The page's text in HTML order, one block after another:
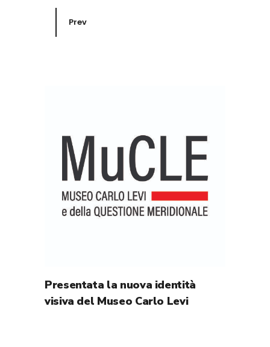
Prev
Presentata la nuova identità
visiva del Museo Carlo Levi